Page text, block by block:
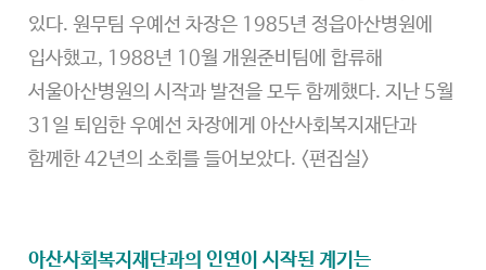
있다. 원무팀 우예선 차장은 1985년 정읍아산병원에
입사했고, 1988년 10월 개원준비팀에 합류해
서울아산병원의 시작과 발전을 모두 함께했다. 지난 5월
31일 퇴임한 우예선 차장에게 아산사회복지재단과
함께한 42년의 소회를 들어보았다. <편집실>
아산사회복지재단과의 인연이 시작된 계기는